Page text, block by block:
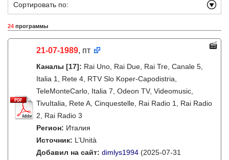
Сортировать по:
24 программы
21-07-1989, пт
Каналы [17]: Rai Uno, Rai Due, Rai Tre, Canale 5,
Italia 1, Rete 4, RTV Slo Koper-Capodistria,
TeleMonteCarlo, Italia 7, Odeon TV, Videomusic,
TivuItalia, Rete A, Cinquestelle, Rai Radio 1, Rai Radio
2, Rai Radio 3
Регион: Италия
Источник: L’Unità
Добавил на сайт: dimlys1994 (2025-07-31